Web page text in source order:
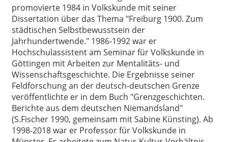
promovierte 1984 in Volkskunde mit seiner
Dissertation über das Thema "Freiburg 1900. Zum
städtischen Selbstbewusstsein der
Jahrhundertwende." 1986-1992 war er
Hochschulassistent am Seminar für Volkskunde in
Göttingen mit Arbeiten zur Mentalitäts- und
Wissenschaftsgeschichte. Die Ergebnisse seiner
Feldforschung an der deutsch-deutschen Grenze
veröffentlichte er in dem Buch "Grenzgeschichten.
Berichte aus dem deutschen Niemandsland"
(S.Fischer 1990, gemeinsam mit Sabine Künsting). Ab
1998-2018 war er Professor für Volkskunde in